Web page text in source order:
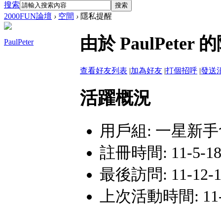
搜索 搜索
2000FUN論壇 › 空間 › 隱私提醒
PaulPeter 由於 PaulPeter
查看好友列表 |加為好友 |打個招呼 |發送
活躍概況
用戶組: 一星新
註冊時間: 11-5-
最後訪問: 11-12-
上次活動時間: